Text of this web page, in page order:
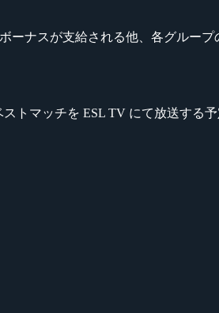
ナスが支給される他、各グループ
トマッチを ESL TV にて放送する予